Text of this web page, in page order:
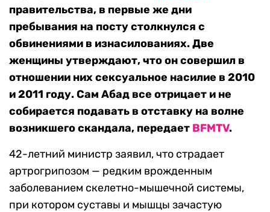
правительства, в первые же дни
пребывания на посту столкнулся с
обвинениями в изнасилованиях. Две
женщины утверждают, что он совершил в
отношении них сексуальное насилие в 2010
и 2011 году. Сам Абад все отрицает и не
собирается подавать в отставку на волне
возникшего скандала, передает BFMTV.
42-летний министр заявил, что страдает
артрогрипозом — редким врожденным
заболеванием скелетно-мышечной системы,
при котором суставы и мышцы зачастую